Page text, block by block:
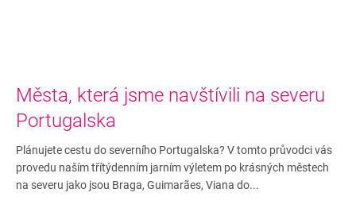
Města, která jsme navštívili na severu
Portugalska
Plánujete cestu do severního Portugalska? V tomto průvodci vás
provedu naším třítýdenním jarním výletem po krásných městech
na severu jako jsou Braga, Guimarães, Viana do...